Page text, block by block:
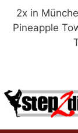
Zum
Inhalt
2x in
Pineapple